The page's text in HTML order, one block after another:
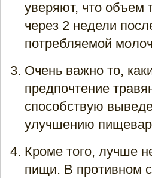
уверяют, что объем
через 2 недели
потребляемой
Очень важно то,
предпочтение
способствую
улучшению
Кроме того, лучше
пищи. В противном